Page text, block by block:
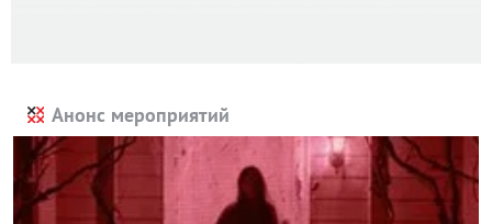
Анонс мероприятий